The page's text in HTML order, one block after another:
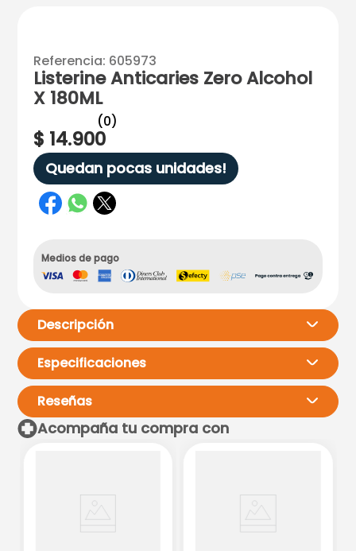
Referencia: 605973
Listerine Anticaries Zero Alcohol
X 180ML
☆☆☆☆☆(0)
$ 14.900
Quedan pocas unidades!
Medios de pago
Descripción
Especificaciones
Reseñas
Acompaña tu compra con